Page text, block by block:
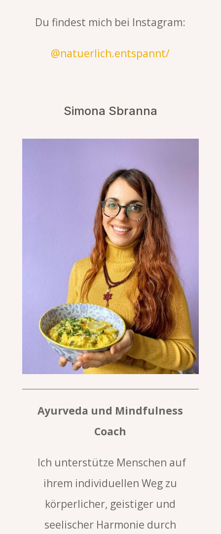
Du findest mich bei Instagram:
@natuerlich.entspannt/
Simona Sbranna
Ayurveda und Mindfulness
Coach
Ich unterstütze Menschen auf
ihrem individuellen Weg zu
körperlicher, geistiger und
seelischer Harmonie durch